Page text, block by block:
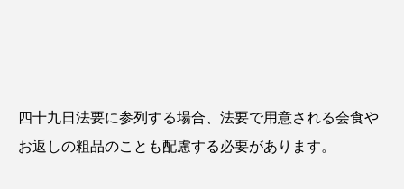
四十九日法要に参列する場合、法要で用意される会食や
お返しの粗品のことも配慮する必要があります。